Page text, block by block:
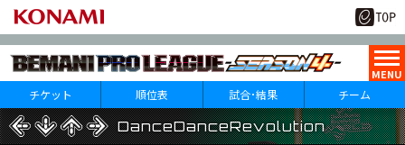
チケット 順位表 試合･結果
beatmania IIDX
チーム
DanceDanceRevolution
DanceDanceRevolution